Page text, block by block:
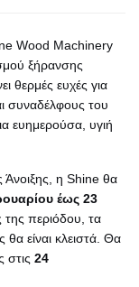
Wood Machinery
ξήρανσης
θερμές ευχές για
συναδέλφους του
ευημερούσα, υγιή
Άνοιξης, η Shine θα
έως 23
της περιόδου, τα
θα είναι κλειστά. Θα
στις 24